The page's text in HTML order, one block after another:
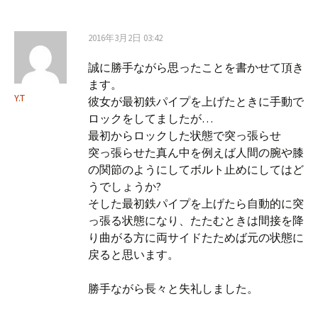
ビ
ゲ
ー
Y.T
2016年3月2日 03:42
誠に勝手ながら思ったことを書かせて頂き
ます。
彼女が最初鉄パイプを上げたときに手動で
ロックをしてましたが…
最初からロックした状態で突っ張らせ
突っ張らせた真ん中を例えば人間の腕や膝
の関節のようにしてボルト止めにしてはど
うでしょうか?
そした最初鉄パイプを上げたら自動的に突
っ張る状態になり、たたむときは間接を降
り曲がる方に両サイドたためば元の状態に
戻ると思います。
勝手ながら長々と失礼しました。